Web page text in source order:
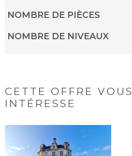
NOMBRE DE PIÈCES
NOMBRE DE NIVEAUX
CETTE OFFRE VOUS
INTÉRESSE